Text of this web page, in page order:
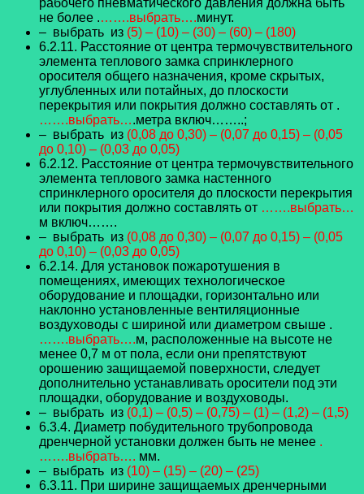
не более .…….выбрать….минут.
– выбрать из (5) – (10) – (30) – (60) – (180)
6.2.11. Расстояние от центра термочувствительного
элемента теплового замка спринклерного
оросителя общего назначения, кроме скрытых,
углубленных или потайных, до плоскости
перекрытия или покрытия должно составлять от .
…….выбрать….метра включ……..;
– выбрать из (0,08 до 0,30) – (0,07 до 0,15) – (0,05
до 0,10) – (0,03 до 0,05)
6.2.12. Расстояние от центра термочувствительного
элемента теплового замка настенного
спринклерного оросителя до плоскости перекрытия
или покрытия должно составлять от …….выбрать…
м включ…….
– выбрать из (0,08 до 0,30) – (0,07 до 0,15) – (0,05
до 0,10) – (0,03 до 0,05)
6.2.14. Для установок пожаротушения в
помещениях, имеющих технологическое
оборудование и площадки, горизонтально или
наклонно установленные вентиляционные
воздуховоды с шириной или диаметром свыше .
…….выбрать….м, расположенные на высоте не
менее 0,7 м от пола, если они препятствуют
орошению защищаемой поверхности, следует
дополнительно устанавливать оросители под эти
площадки, оборудование и воздуховоды.
– выбрать из (0,1) – (0,5) – (0,75) – (1) – (1,2) – (1,5)
6.3.4. Диаметр побудительного трубопровода
дренчерной установки должен быть не менее .
…….выбрать…. мм.
– выбрать из (10) – (15) – (20) – (25)
6.3.11. При ширине защищаемых дренчерными